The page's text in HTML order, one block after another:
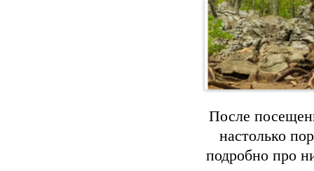
После
настолько
подробно про